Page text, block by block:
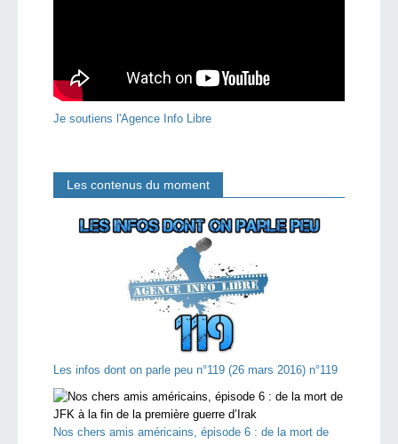
Je soutiens l'Agence Info Libre
Les contenus du moment
Les infos dont on parle peu n°119 (26 mars 2016) n°119
Nos chers amis américains, épisode 6 : de la mort de